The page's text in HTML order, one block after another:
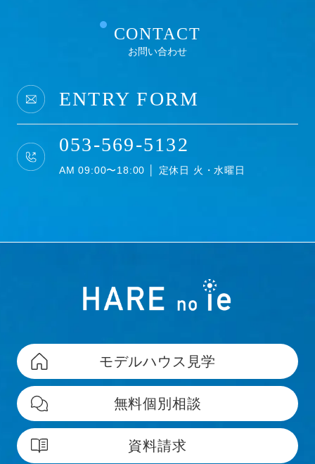
CONTACT
お問い合わせ
ENTRY FORM
053-569-5132
AM 09:00〜18:00 │ 定休日 火・水曜日
モデルハウス見学
無料個別相談
資料請求